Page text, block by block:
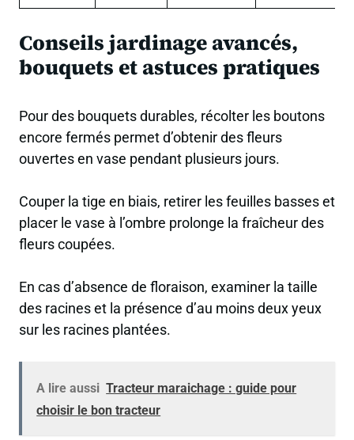
Conseils jardinage avancés,
bouquets et astuces pratiques
Pour des bouquets durables, récolter les boutons
encore fermés permet d’obtenir des fleurs
ouvertes en vase pendant plusieurs jours.
Couper la tige en biais, retirer les feuilles basses et
placer le vase à l’ombre prolonge la fraîcheur des
fleurs coupées.
En cas d’absence de floraison, examiner la taille
des racines et la présence d’au moins deux yeux
sur les racines plantées.
A lire aussi Tracteur maraichage : guide pour
choisir le bon tracteur